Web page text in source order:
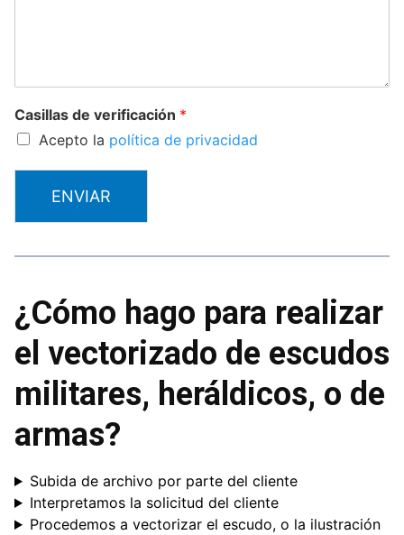
Casillas de verificación *
Acepto la política de privacidad
ENVIAR
¿Cómo hago para realizar
el vectorizado de escudos
militares, heráldicos, o de
armas?
Subida de archivo por parte del cliente
Interpretamos la solicitud del cliente
Procedemos a vectorizar el escudo, o la ilustración